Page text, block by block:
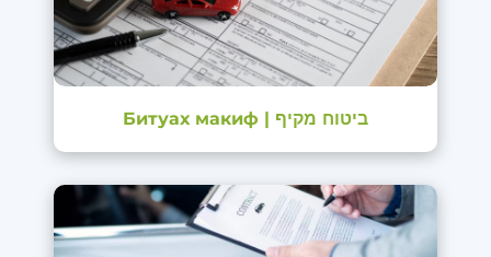
Битуах макиф | ביטוח מקיף